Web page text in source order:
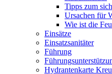
Tipps zum
Ursachen für
Wie ist die
Einsätze
Einsatzsanitäter
Führung
Hydrantenkarte